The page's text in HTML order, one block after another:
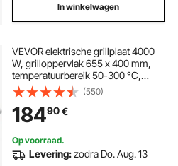
In winkelwagen
VEVOR elektrische grillplaat 4000
W, grilloppervlak 655 x 400 mm,
temperatuurbereik 50-300 °C,
roestvrijstalen gastrogrillplaat
(behuizing), tafelmodel grillplaat
met 2 spatels, 2 borstels en 4
voetjes voor steaks en barbecue.
Stekker niet inbegrepen.
(550)
18490€
Op voorraad.
Levering:zodra Do. Aug. 13